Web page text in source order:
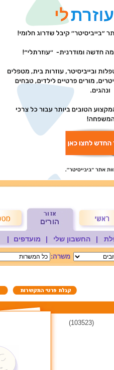
| החשבון שלי | מועדפים |
משרה:
(103523)